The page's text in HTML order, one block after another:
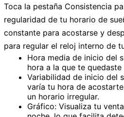
Toca la pestaña Consistencia
regularidad de tu horario de
constante para acostarse y
para regular el reloj interno de
Hora media de inicio del
hora a la que te
Variabilidad de inicio del
varía tu hora de
un horario irregular.
Gráfico: Visualiza tu